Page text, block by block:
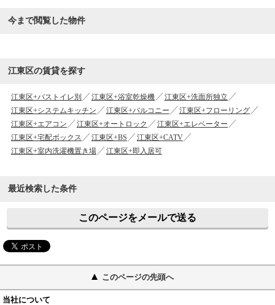
今まで閲覧した物件
江東区の賃貸を探す
江東区+バストイレ別 江東区+浴室乾燥機
江東区+洗面所独立
江東区+システムキッチン
江東区+バルコニー
江東区+フローリング
江東区+エアコン
江東区+オートロック
江東区+エレベーター
江東区+宅配ボックス
江東区+BS
江東区+CATV
江東区+室内洗濯機置き場
江東区+即入居可
最近検索した条件
このページをメールで送る
このページの先頭へ
当社について